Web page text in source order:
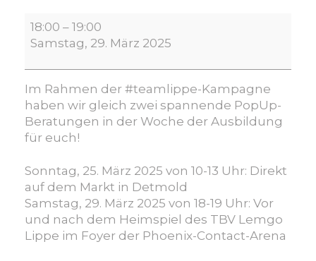
Pop-
up-
Beratungen
im
Rahmen
der
Kampagne
#teamlippe
18:00 – 19:00
Samstag, 29. März 2025
Im Rahmen der #teamlippe-Kampagne
haben wir gleich zwei spannende PopUp-
Beratungen in der Woche der Ausbildung
für euch!
Sonntag, 25. März 2025 von 10-13 Uhr: Direkt
auf dem Markt in Detmold
Samstag, 29. März 2025 von 18-19 Uhr: Vor
und nach dem Heimspiel des TBV Lemgo
Lippe im Foyer der Phoenix-Contact-Arena